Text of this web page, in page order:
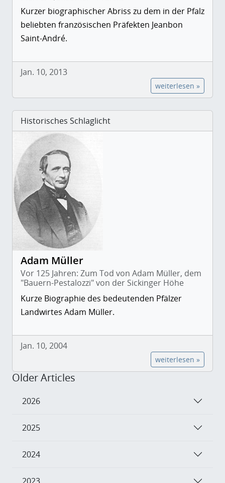
Kurzer biographischer Abriss zu dem in der Pfalz
beliebten französischen Präfekten Jeanbon
Saint-André.
Jan. 10, 2013
weiterlesen »
Historisches Schlaglicht
Adam Müller
Vor 125 Jahren: Zum Tod von Adam Müller, dem
"Bauern-Pestalozzi" von der Sickinger Höhe
Kurze Biographie des bedeutenden Pfälzer
Landwirtes Adam Müller.
Jan. 10, 2004
weiterlesen »
Older Articles
2026
2025
2024
2023